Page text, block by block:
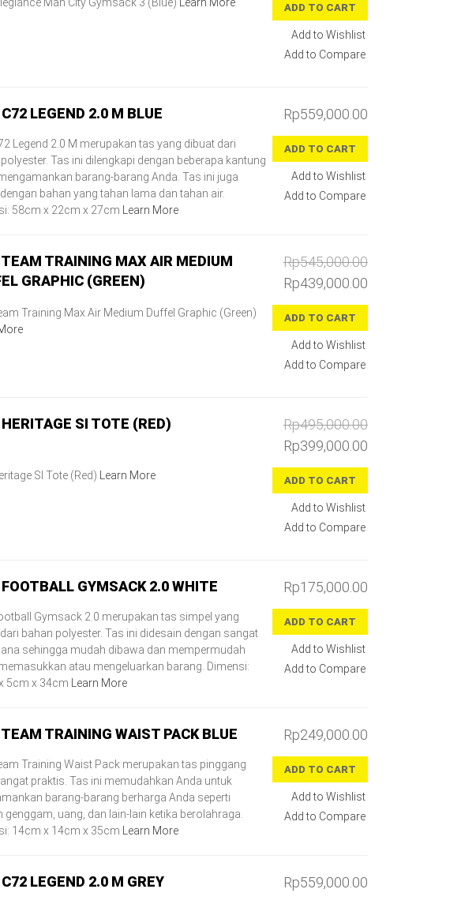
ADD TO CART
Add to Wishlist
Add to Compare
LEGEND 2.0 M BLUE Rp559,000.00
ADD TO CART
Add to Wishlist
Add to Compare
Legend 2.0 M merupakan tas yang dibuat dari
Tas ini dilengkapi dengan beberapa kantung
barang-barang Anda. Tas ini juga
bahan yang tahan lama dan tahan air.
58cm x 22cm x 27cm
Learn More
TEAM TRAINING MAX AIR MEDIUM
GRAPHIC (GREEN)
Rp545,000.00
Rp439,000.00
ADD TO CART
Add to Wishlist
Add to Compare
Training Max Air Medium Duffel Graphic (Green)
SI TOTE (RED)
Rp495,000.00
Rp399,000.00
ADD TO CART
Add to Wishlist
Add to Compare
SI Tote (Red) Learn More
GYMSACK 2.0 WHITE Rp175,000.00
ADD TO CART
Add to Wishlist
Add to Compare
Gymsack 2.0 merupakan tas simpel yang
bahan polyester. Tas ini didesain dengan sangat
sehingga mudah dibawa dan mempermudah
atau mengeluarkan barang. Dimensi:
5cm x 34cm
Learn More
TRAINING WAIST PACK BLUE Rp249,000.00
ADD TO CART
Add to Wishlist
Add to Compare
Training Waist Pack merupakan tas pinggang
praktis. Tas ini memudahkan Anda untuk
barang-barang berharga Anda seperti
genggam, uang, dan lain-lain ketika berolahraga.
14cm x 14cm x 35cm
Learn More
LEGEND 2.0 M GREY Rp559,000.00